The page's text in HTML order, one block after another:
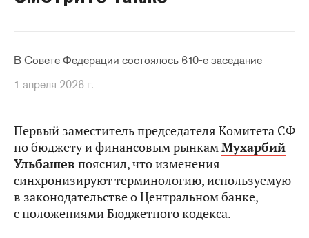
В Совете Федерации состоялось 610-е заседание
1 апреля 2026 г.
Первый заместитель председателя Комитета СФ
по бюджету и финансовым рынкамМухарбий
Ульбашев пояснил, что изменения
синхронизируют терминологию, используемую
в законодательстве о Центральном банке,
с положениями Бюджетного кодекса.